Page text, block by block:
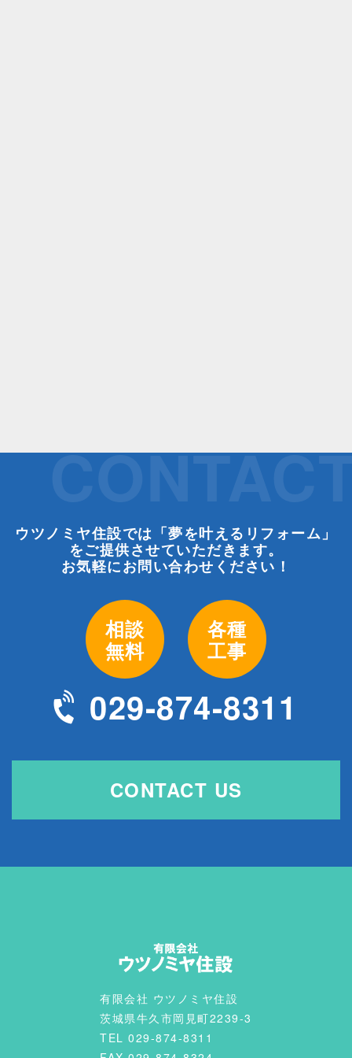
ウツノミヤ住設では「夢を叶えるリフォーム」
をご提供させていただきます。
お気軽にお問い合わせください！
相談
無料
各種
工事
029-874-8311
CONTACT US
有限会社 ウツノミヤ住設
茨城県牛久市岡見町2239-3
TEL 029-874-8311